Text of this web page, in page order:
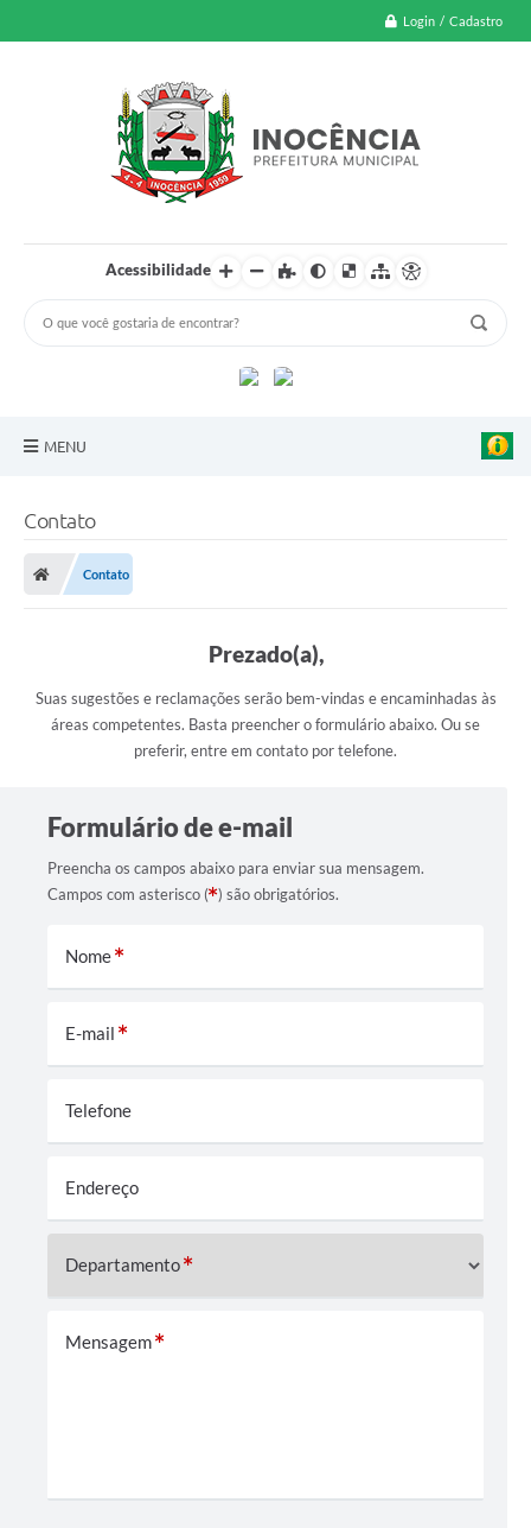
Login / Cadastro
Acessibilidade
MENU
Transparência Pública
Diário Oficial
Galeria de Fotos
Cartas de Serviços
Programa de Estágio
Cadeia Integrada de Valor
Recursos Liberados
Empresa Inidônea
Contato
Contato
Prezado(a),
Suas sugestões e reclamações serão bem-vindas e encaminhadas às
áreas competentes. Basta preencher o formulário abaixo. Ou se
preferir, entre em contato por telefone.
Formulário de e-mail
Preencha os campos abaixo para enviar sua mensagem.
Campos com asterisco ( ) são obrigatórios.
Nome
E-mail
Telefone
Endereço
Departamento
Mensagem